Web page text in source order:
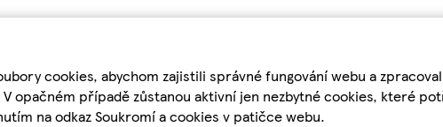
cookies, abychom zajistili správné fungování webu a
opačném případě zůstanou aktivní jen nezbytné cookies, které
na odkaz Soukromí a cookies v patičce webu.